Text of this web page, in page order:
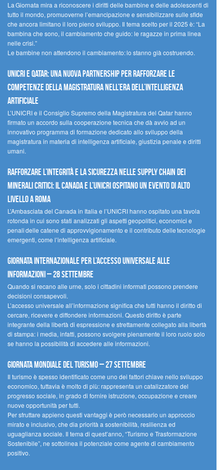
La Giornata mira a riconoscere i diritti delle bambine e delle adolescenti di
tutto il mondo, promuoverne l’emancipazione e sensibilizzare sulle sfide
che ancora limitano il loro pieno sviluppo. Il tema scelto per il 2025 è: “La
bambina che sono, il cambiamento che guido: le ragazze in prima linea
nelle crisi.”
Le bambine non attendono il cambiamento: lo stanno già costruendo.
UNICRI e Qatar: una nuova partnership per rafforzare le
competenze della magistratura nell’era dell’intelligenza
artificiale
L’UNICRI e il Consiglio Supremo della Magistratura del Qatar hanno
firmato un accordo sulla cooperazione tecnica che dà avvio ad un
innovativo programma di formazione dedicato allo sviluppo della
magistratura in materia di intelligenza artificiale, giustizia penale e diritti
umani.
Rafforzare l’integrità e la sicurezza nelle supply chain dei
minerali critici: il Canada e l’UNICRI ospitano un evento di alto
livello a Roma
L’Ambasciata del Canada in Italia e l’UNICRI hanno ospitato una tavola
rotonda in cui sono stati analizzati gli aspetti geopolitici, economici e
penali delle catene di approvvigionamento e il contributo delle tecnologie
emergenti, come l’intelligenza artificiale.
Giornata internazionale per l’accesso universale alle
informazioni – 28 settembre
Quando si recano alle urne, solo i cittadini informati possono prendere
decisioni consapevoli.
L’accesso universale all’informazione significa che tutti hanno il diritto di
cercare, ricevere e diffondere informazioni. Questo diritto è parte
integrante della libertà di espressione e strettamente collegato alla libertà
di stampa: i media, infatti, possono svolgere pienamente il loro ruolo solo
se hanno la possibilità di accedere alle informazioni.
Giornata mondiale del turismo – 27 settembre
Il turismo è spesso identificato come uno dei fattori chiave nello sviluppo
economico, tuttavia è molto di più: rappresenta un catalizzatore del
progresso sociale, in grado di fornire istruzione, occupazione e creare
nuove opportunità per tutti.
Per sfruttare appieno questi vantaggi è però necessario un approccio
mirato e inclusivo, che dia priorità a sostenibilità, resilienza ed
uguaglianza sociale. Il tema di quest’anno, “Turismo e Trasformazione
Sostenibile”, ne sottolinea il potenziale come agente di cambiamento
positivo.